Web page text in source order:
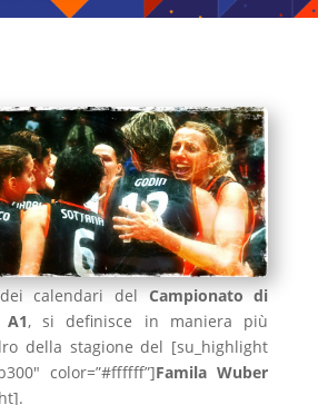
calendari delCampionato di
, si definisce in maniera più
della stagione del [su_highlight
color=”#ffffff”]Famila Wuber